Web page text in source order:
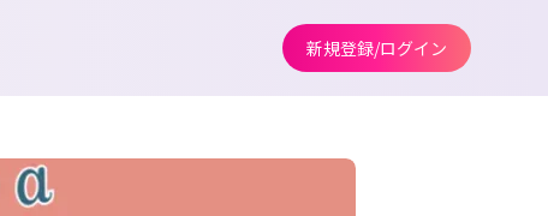
新規登録/ログイン